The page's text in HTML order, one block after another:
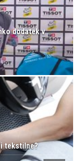
dodatek v
tekstilne?